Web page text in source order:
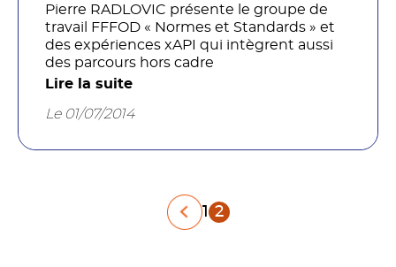
Pierre RADLOVIC présente le groupe de
travail FFFOD « Normes et Standards » et
des expériences xAPI qui intègrent aussi
des parcours hors cadre
Lire la suite
Le 01/07/2014
Pagination
1 2